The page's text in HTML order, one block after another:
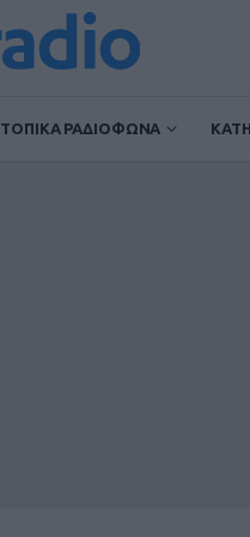
ΤΟΠΙΚΑ ΡΑΔΙΟΦΩΝΑ